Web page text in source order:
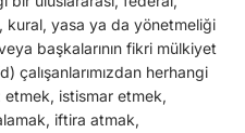
kural, yasa ya da yönetmeliği
başkalarının fikri mülkiyet
çalışanlarımızdan herhangi
istismar etmek,
iftira atmak,